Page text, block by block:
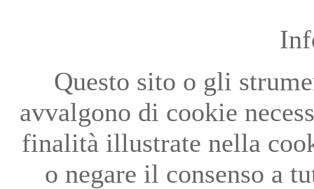
Questo sito o gli
avvalgono di cookie
finalità illustrate nella
o negare il consenso a